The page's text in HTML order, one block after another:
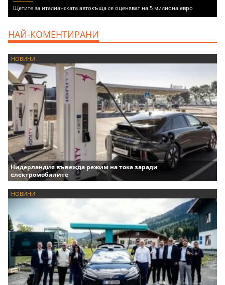
Щетите за италианската автокъща се оценяват на 5 милиона евро
НАЙ-КОМЕНТИРАНИ
НОВИНИ
Нидерландия въвежда режим на тока заради
електромобилите
НОВИНИ